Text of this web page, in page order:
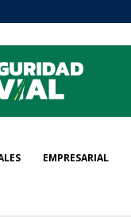
EMPRESARIAL